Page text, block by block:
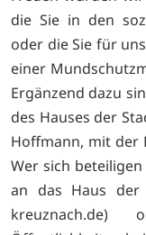
die Sie in den
oder die Sie für
einer
Ergänzend dazu
des Hauses der
Hoffmann, mit der
Wer sich
an das Haus der